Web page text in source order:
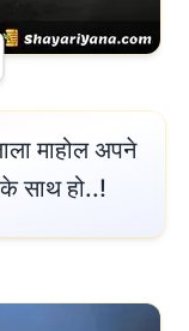
साथ हो..!